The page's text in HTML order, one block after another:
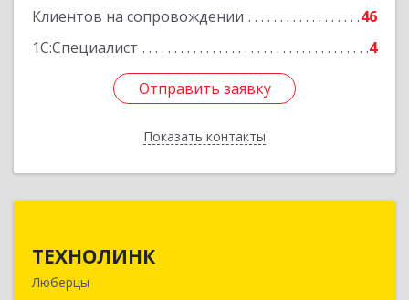
Клиентов на сопровождении
46
1С:Специалист
4
Отправить заявку
Показать контакты
Отправить заявку
Назад
ТЕХНОЛИНК
Люберцы